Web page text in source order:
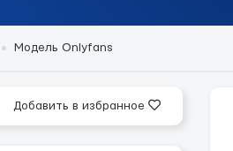
Модель Onlyfans
Добавить в избранное